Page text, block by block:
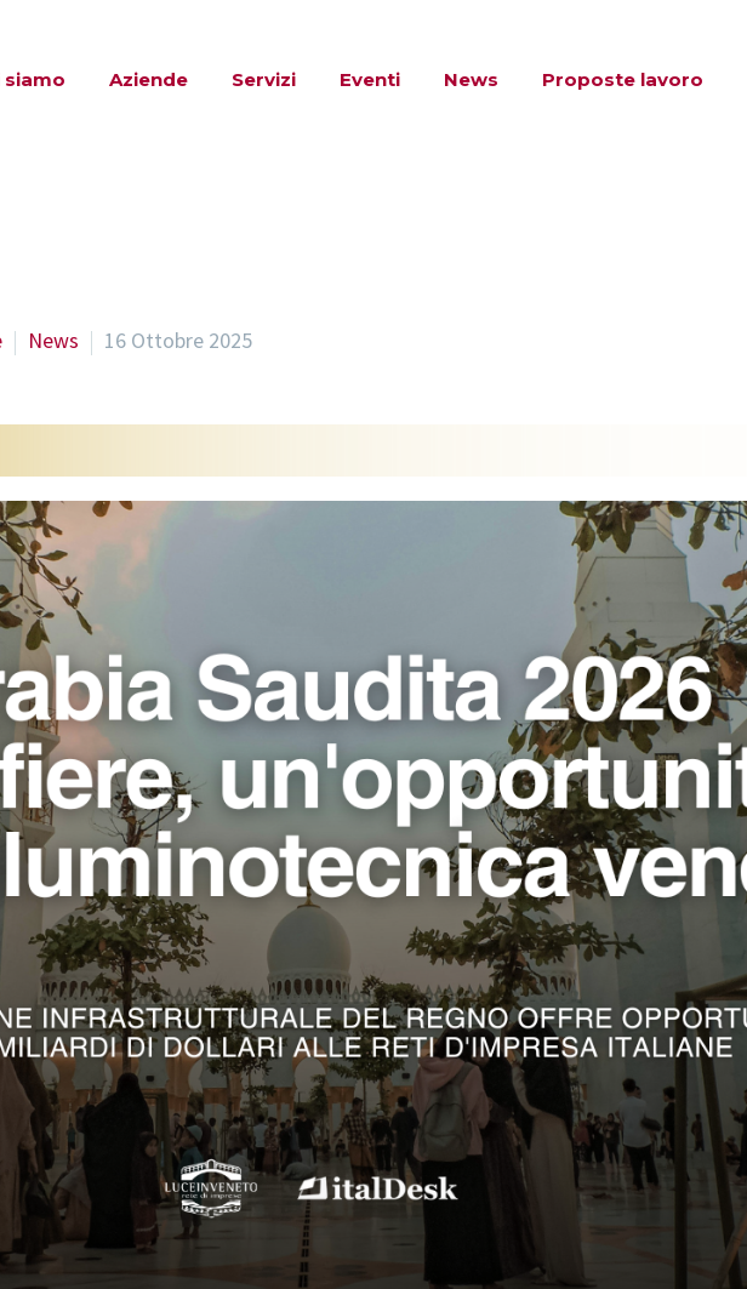
siamo Aziende Servizi Eventi News Proposte lavoro
News 16 Ottobre 2025